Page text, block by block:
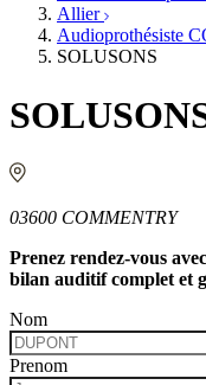
Associations
Formations et
Organismes
Produits
Actualités
AuditionTV
Allier
Audioprothésiste
SOLUSONS
03600 COMMENTRY
Prenez rendez-vous
bilan auditif complet et
Nom
Prenom